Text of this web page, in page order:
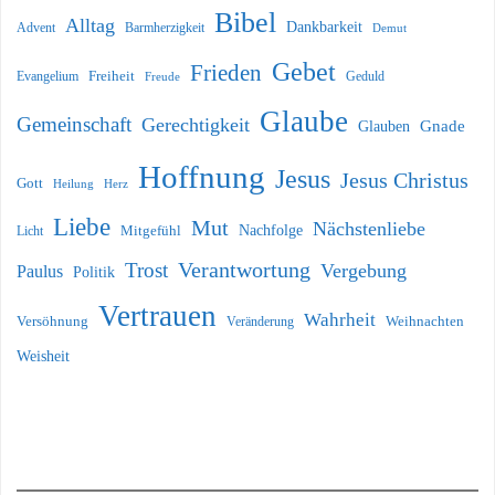
Advent Alltag Barmherzigkeit Bibel Dankbarkeit Demut
Evangelium Freiheit Freude Frieden Gebet Geduld
Gemeinschaft Gerechtigkeit Glaube Glauben Gnade
Gott Heilung Herz Hoffnung Jesus Jesus Christus
Licht Liebe Mitgefühl Mut Nachfolge Nächstenliebe
Paulus Politik Trost Verantwortung Vergebung
Versöhnung Vertrauen Veränderung Wahrheit Weihnachten
Weisheit